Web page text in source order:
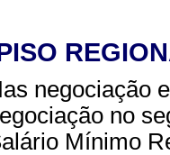
negociação
no
Mínimo